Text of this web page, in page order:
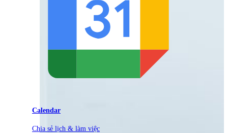
Calendar
Chia sẻ lịch & làm việc